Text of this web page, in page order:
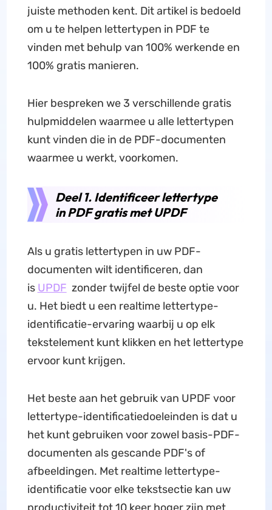
juiste methoden kent. Dit artikel is bedoeld
om u te helpen lettertypen in PDF te
vinden met behulp van 100% werkende en
100% gratis manieren.
Hier bespreken we 3 verschillende gratis
hulpmiddelen waarmee u alle lettertypen
kunt vinden die in de PDF-documenten
waarmee u werkt, voorkomen.
Deel 1. Identificeer lettertype
in PDF gratis met UPDF
Als u gratis lettertypen in uw PDF-
documenten wilt identificeren, dan
is UPDF zonder twijfel de beste optie voor
u. Het biedt u een realtime lettertype-
identificatie-ervaring waarbij u op elk
tekstelement kunt klikken en het lettertype
ervoor kunt krijgen.
Het beste aan het gebruik van UPDF voor
lettertype-identificatiedoeleinden is dat u
het kunt gebruiken voor zowel basis-PDF-
documenten als gescande PDF's of
afbeeldingen. Met realtime lettertype-
identificatie voor elke tekstsectie kan uw